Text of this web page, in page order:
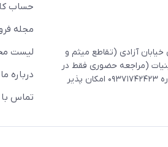
خیابان آزادی (تقاطع میثم و
(مراجعه حضوری فقط در
صورت هماهنگی قبلی با شماره ۰۹۳۷۱۷۴۲۴۲۳ امکان پذیر
حساب
مجله
لیست
درباره ما
تماس با